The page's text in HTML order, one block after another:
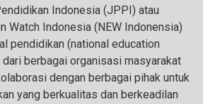
Indonesia (JPPI) atau
Watch Indonesia (NEW Indonensia)
pendidikan (national education
berbagai organisasi masyarakat
dengan berbagai pihak untuk
yang berkualitas dan berkeadilan